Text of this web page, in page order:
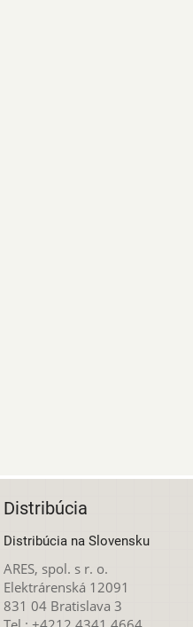
Distribúcia
Distribúcia na Slovensku
ARES, spol. s r. o.
Elektrárenská 12091
831 04 Bratislava 3